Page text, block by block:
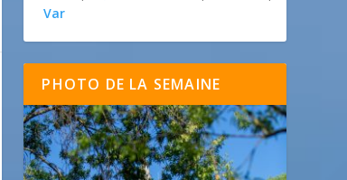
Var
PHOTO DE LA SEMAINE